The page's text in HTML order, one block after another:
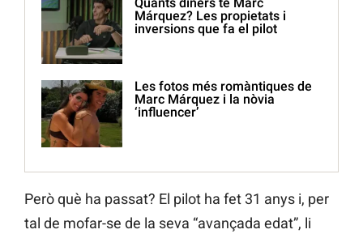
Márquez? Les propietats i
inversions que fa el pilot
Les fotos més romàntiques de
Marc Márquez i la nòvia
‘influencer’
Però què ha passat? El pilot ha fet 31 anys i, per
tal de mofar-se de la seva “avançada edat”, li